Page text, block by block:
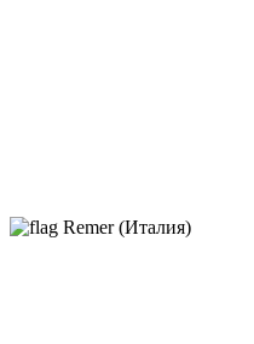
Remer (Италия)